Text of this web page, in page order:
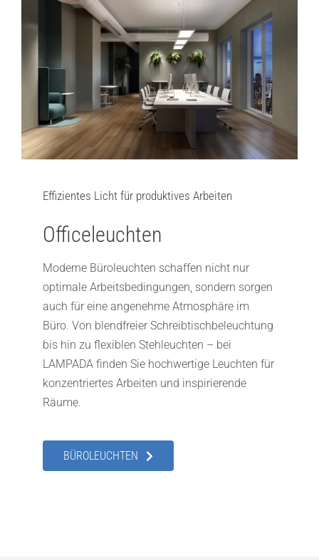
Effizientes Licht für produktives Arbeiten
Officeleuchten
Moderne Büroleuchten schaffen nicht nur
optimale Arbeitsbedingungen, sondern sorgen
auch für eine angenehme Atmosphäre im
Büro. Von blendfreier Schreibtischbeleuchtung
bis hin zu flexiblen Stehleuchten – bei
LAMPADA finden Sie hochwertige Leuchten für
konzentriertes Arbeiten und inspirierende
Räume.
BÜROLEUCHTEN